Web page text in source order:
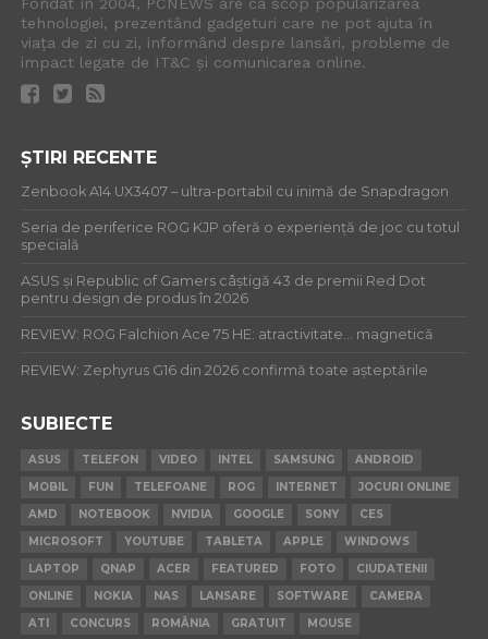
tehnologiei, prezentând gadgeturi care ne pot ajuta în
viața de zi cu zi, informând despre lansări, probleme de
impact legate de IT&C și comunicarea online.
ȘTIRI RECENTE
Zenbook A14 UX3407 – ultra-portabil cu inimă de Snapdragon
Seria de periferice ROG KJP oferă o experiență de joc cu totul
specială
ASUS și Republic of Gamers câștigă 43 de premii Red Dot
pentru design de produs în 2026
REVIEW: ROG Falchion Ace 75 HE: atractivitate… magnetică
REVIEW: Zephyrus G16 din 2026 confirmă toate așteptările
SUBIECTE
ASUS TELEFON VIDEO INTEL SAMSUNG
ANDROID
MOBIL
FUN TELEFOANE ROG INTERNET
JOCURI ONLINE
AMD
NOTEBOOK NVIDIA GOOGLE SONY
CES
MICROSOFT
YOUTUBE TABLETA APPLE
WINDOWS
LAPTOP
QNAP ACER FEATURED FOTO
CIUDATENII
ONLINE
NOKIA NAS LANSARE SOFTWARE
CAMERA
ATI
CONCURS ROMÂNIA GRATUIT MOUSE